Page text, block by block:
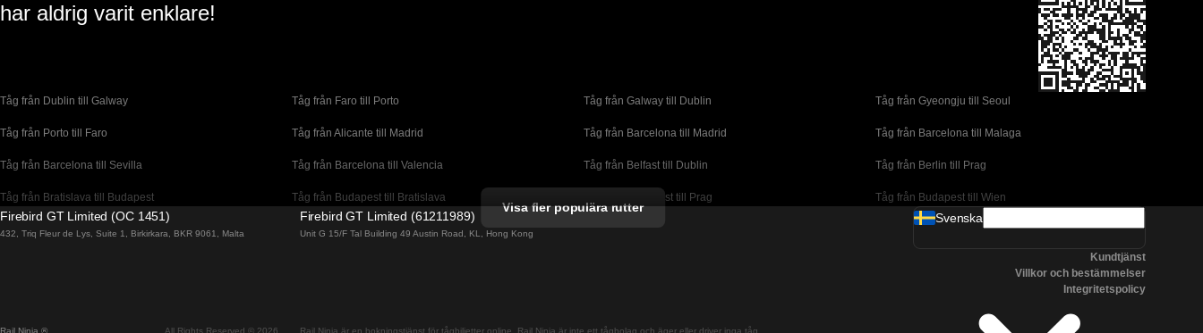
har aldrig varit enklare!
Tåg från Dublin till Galway Tåg från Faro till Porto Tåg från Galway till Dublin Tåg från Gyeongju till Seoul
Tåg från Porto till Faro Tåg från Alicante till Madrid Tåg från Barcelona till Madrid Tåg från Barcelona till Malaga
Tåg från Barcelona till Sevilla Tåg från Barcelona till Valencia Tåg från Belfast till Dublin Tåg från Berlin till Prag
Tåg från Bratislava till Budapest Tåg från Budapest till Bratislava Tåg från Budapest till Prag Tåg från Budapest till Wien
Tåg från Coimbra till Lissabon Tåg från Coimbra till Porto Tåg från Dublin till Belfast
Tåg från Lissabon till Faro Tåg från Lissabon till Lagos Tåg från Lissabon till Madrid Tåg från Lissabon till Porto
Visa fler populära rutter
Firebird GT Limited (OC 1451)
432, Triq Fleur de Lys, Suite 1, Birkirkara, BKR 9061, Malta
Firebird GT Limited (61211989)
Unit G 15/F Tal Building 49 Austin Road, KL, Hong Kong
Rail Ninja ® All Rights Reserved © 2026 Rail Ninja är en bokningstjänst för tågbiljetter online. Rail Ninja är inte ett tågbolag och äger eller driver inga tåg.
Svenska
Kundtjänst
Villkor och bestämmelser
Integritetspolicy